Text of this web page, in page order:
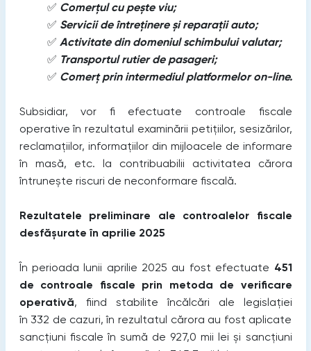
✅ Comerțul cu pește viu;
✅ Servicii de întreținere și reparații auto;
✅ Activitate din domeniul schimbului valutar;
✅ Transportul rutier de pasageri;
✅ Comerț prin intermediul platformelor on-line.
Subsidiar, vor fi efectuate controale fiscale
operative în rezultatul examinării petițiilor, sesizărilor,
reclamațiilor, informațiilor din mijloacele de informare
în masă, etc. la contribuabilii activitatea cărora
întrunește riscuri de neconformare fiscală.
Rezultatele preliminare ale controalelor fiscale
desfășurate în aprilie 2025
În perioada lunii aprilie 2025 au fost efectuate 451
de controale fiscale prin metoda de verificare
operativă, fiind stabilite încălcări ale legislației
în 332 de cazuri, în rezultatul cărora au fost aplicate
sancțiuni fiscale în sumă de 927,0 mii lei și sancțiuni